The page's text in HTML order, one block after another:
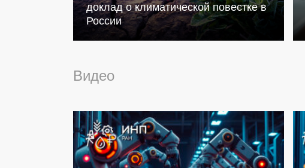
доклад о климатической повестке в
России
Видео